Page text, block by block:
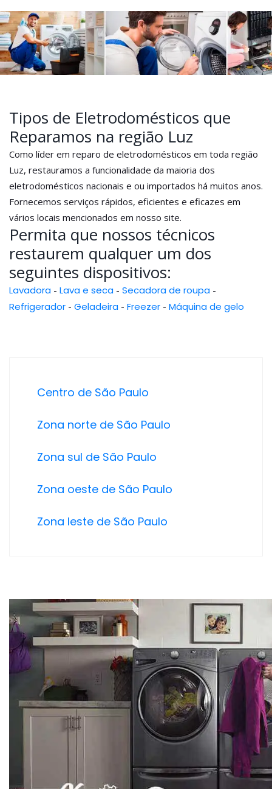
Tipos de Eletrodomésticos que
Reparamos na região Luz
Como líder em reparo de eletrodomésticos em toda região
Luz, restauramos a funcionalidade da maioria dos
eletrodomésticos nacionais e ou importados há muitos anos.
Fornecemos serviços rápidos, eficientes e eficazes em
vários locais mencionados em nosso site.
Permita que nossos técnicos
restaurem qualquer um dos
seguintes dispositivos:
Lavadora - Lava e seca - Secadora de roupa -
Refrigerador - Geladeira - Freezer - Máquina de gelo
Centro de São Paulo
Zona norte de São Paulo
Zona sul de São Paulo
Zona oeste de São Paulo
Zona leste de São Paulo